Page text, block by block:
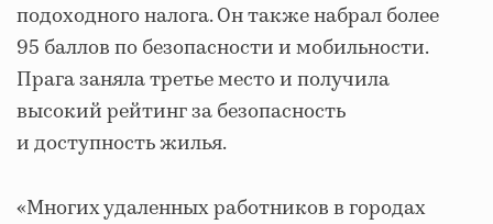
подоходного налога. Он также набрал более
95 баллов по безопасности и мобильности.
Прага заняла третье место и получила
высокий рейтинг за безопасность
и доступность жилья.
«Многих удаленных работников в городах